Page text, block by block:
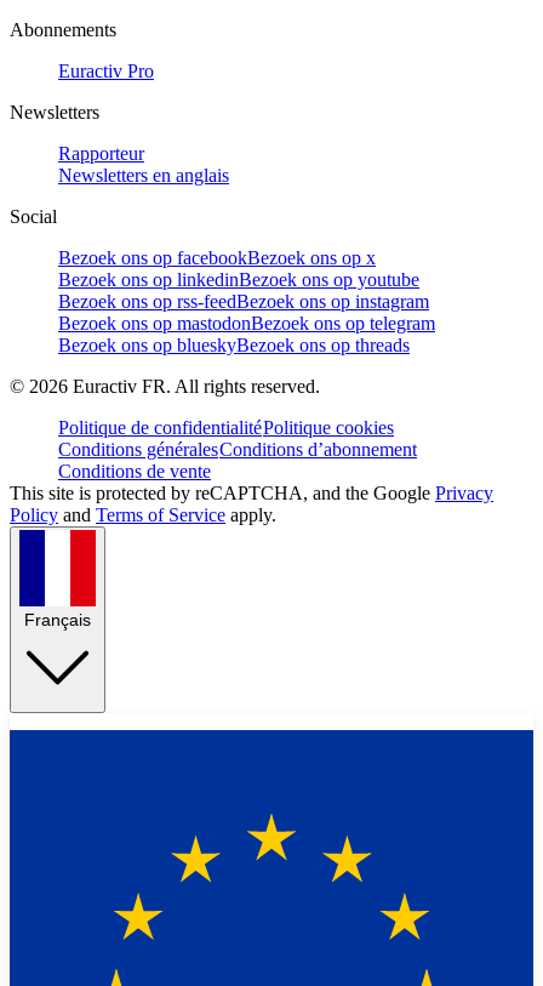
Abonnements
Euractiv Pro
Newsletters
Rapporteur
Newsletters en anglais
Social
Bezoek ons op facebookBezoek ons op x
Bezoek ons op linkedinBezoek ons op youtube
Bezoek ons op rss-feedBezoek ons op instagram
Bezoek ons op mastodonBezoek ons op telegram
Bezoek ons op blueskyBezoek ons op threads
© 2026 Euractiv FR. All rights reserved.
Politique de confidentialitéPolitique cookies
Conditions généralesConditions d’abonnement
Conditions de vente
This site is protected by reCAPTCHA, and the Google Privacy
Policy and Terms of Service apply.
Français